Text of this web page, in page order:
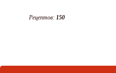
Рецептов: 150